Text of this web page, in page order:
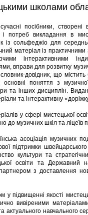
школами
посібники, створені
і потреб викладання в
із сольфеджіо для
матеріал із
інтерактивними
вправи для розвитку
довідник, що
основні поняття з
та інших дисциплін.
та інтерактивну
у сфері мистецької
до музичних шкіл та ліцеїв
асоціація музичних
підтримки
культури та
освіти та Державний
партнером з доставлення
у підвищенні якості
вивіреними
актуального навчального